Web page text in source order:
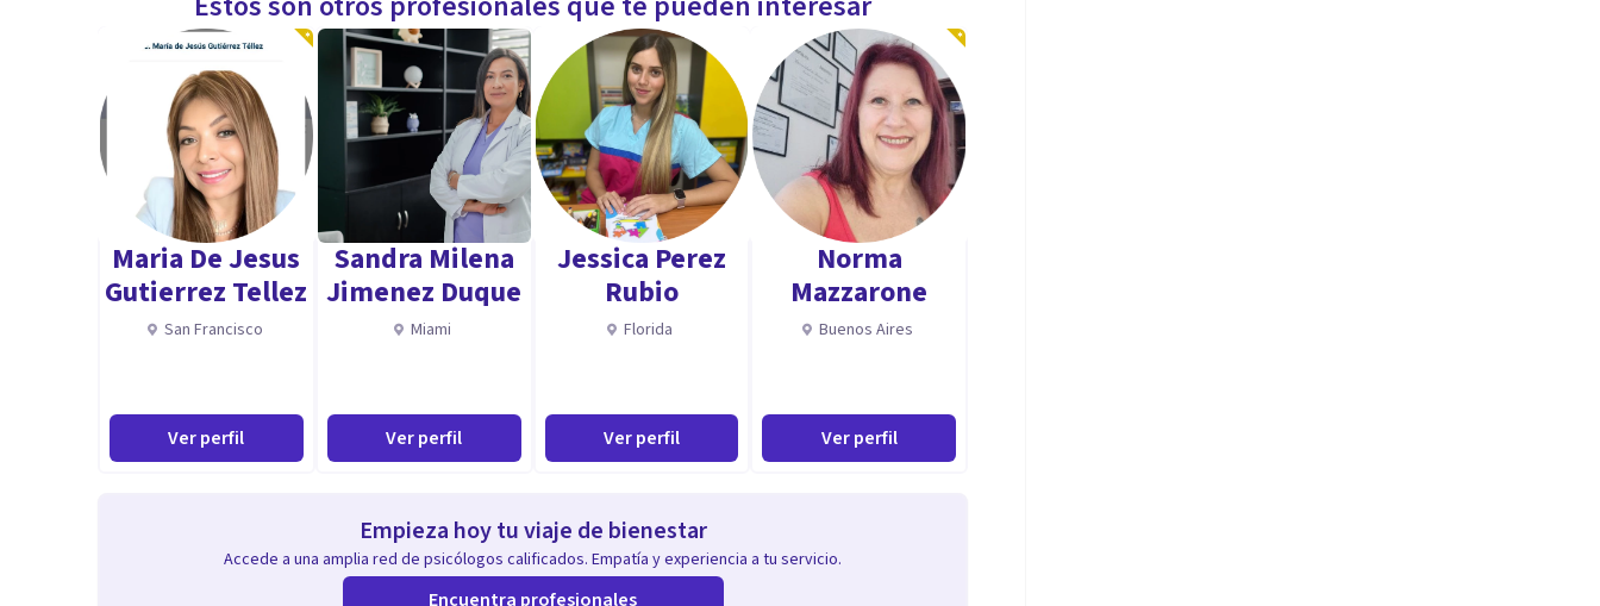
Maria De Jesus
Gutierrez Tellez
San Francisco
Ver perfil
Sandra Milena
Jimenez Duque
Miami
Ver perfil
Jessica Perez
Rubio
Florida
Ver perfil
Norma
Mazzarone
Buenos Aires
Ver perfil
Empieza hoy tu viaje de bienestar
Accede a una amplia red de psicólogos calificados. Empatía y experiencia a tu servicio.
Encuentra profesionales